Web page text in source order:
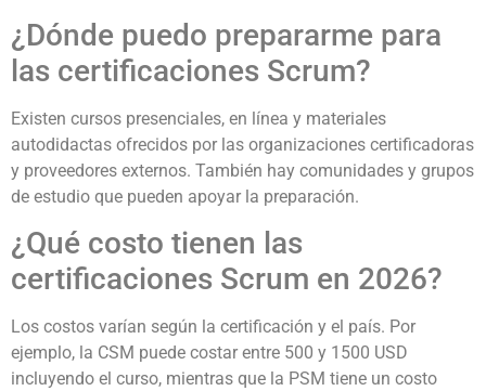
¿Dónde puedo prepararme para
las certificaciones Scrum?
Existen cursos presenciales, en línea y materiales
autodidactas ofrecidos por las organizaciones certificadoras
y proveedores externos. También hay comunidades y grupos
de estudio que pueden apoyar la preparación.
¿Qué costo tienen las
certificaciones Scrum en 2026?
Los costos varían según la certificación y el país. Por
ejemplo, la CSM puede costar entre 500 y 1500 USD
incluyendo el curso, mientras que la PSM tiene un costo